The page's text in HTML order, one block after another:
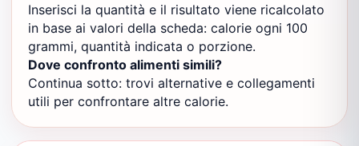
Inserisci la quantità e il risultato viene ricalcolato
in base ai valori della scheda: calorie ogni 100
grammi, quantità indicata o porzione.
Dove confronto alimenti simili?
Continua sotto: trovi alternative e collegamenti
utili per confrontare altre calorie.